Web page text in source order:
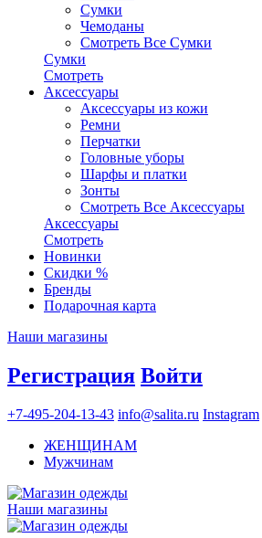
Сумки
Чемоданы
Смотреть Все Сумки
Сумки
Смотреть
Аксессуары
Аксессуары из кожи
Ремни
Перчатки
Головные уборы
Шарфы и платки
Зонты
Смотреть Все Аксессуары
Аксессуары
Смотреть
Новинки
Скидки %
Бренды
Подарочная карта
Наши магазины
Регистрация Войти
+7-495-204-13-43 info@salita.ru Instagram
ЖЕНЩИНАМ
Мужчинам
Наши магазины